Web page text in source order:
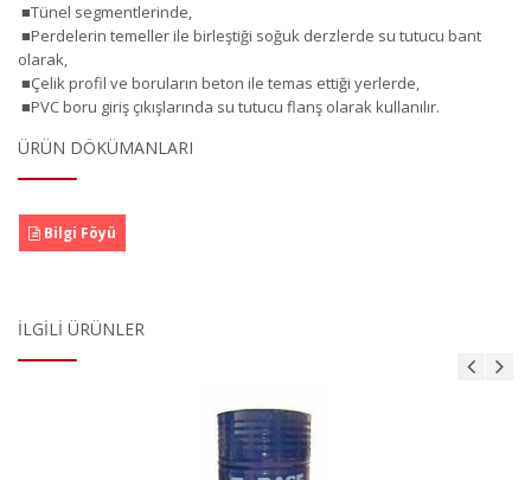
■Tünel segmentlerinde,
■Perdelerin temeller ile birleştiği soğuk derzlerde su tutucu bant
olarak,
■Çelik profil ve boruların beton ile temas ettiği yerlerde,
■PVC boru giriş çıkışlarında su tutucu flanş olarak kullanılır.
ÜRÜN DÖKÜMANLARI
Bilgi Föyü
İLGILI ÜRÜNLER
MasterBrace ADH 1406 (Concresive)